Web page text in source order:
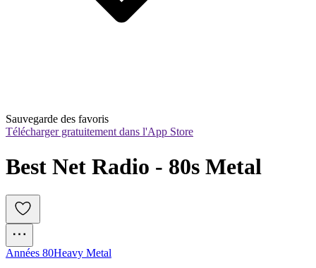
Sauvegarde des favoris
Télécharger gratuitement dans l'App Store
Best Net Radio - 80s Metal
Années 80Heavy Metal